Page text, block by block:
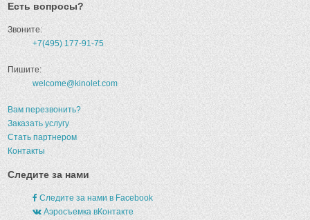
Есть вопросы?
Звоните:
+7(495) 177-91-75
Пишите:
welcome@kinolet.com
Вам перезвонить?
Заказать услугу
Стать партнером
Контакты
Следите за нами
Следите за нами в Facebook
Аэросъемка вКонтакте